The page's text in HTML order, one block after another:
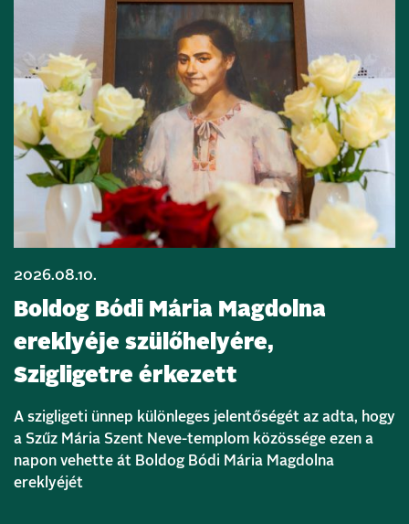
2026.08.10.
Boldog Bódi Mária Magdolna
ereklyéje szülőhelyére,
Szigligetre érkezett
A szigligeti ünnep különleges jelentőségét az adta, hogy
a Szűz Mária Szent Neve-templom közössége ezen a
napon vehette át Boldog Bódi Mária Magdolna
ereklyéjét